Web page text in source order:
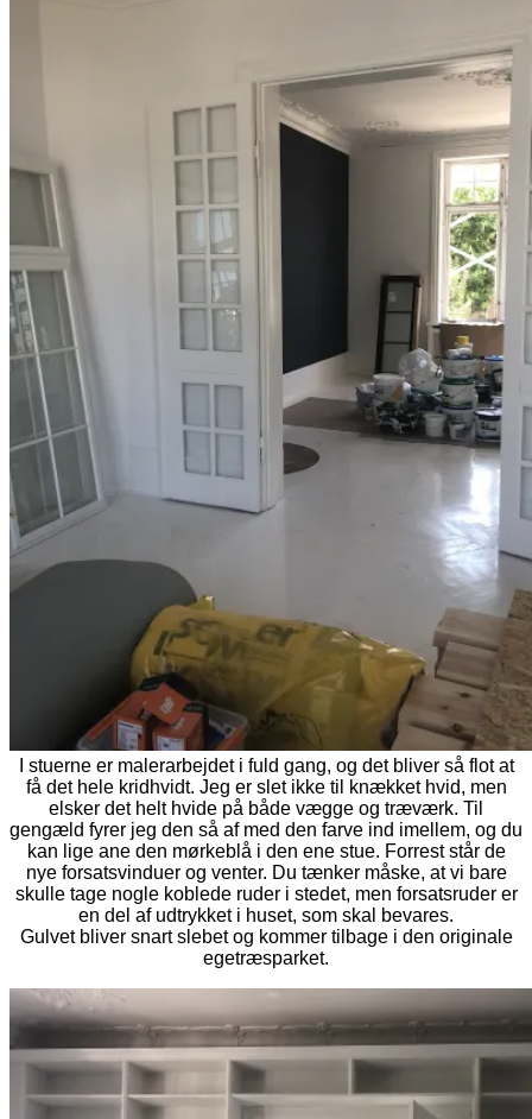
I stuerne er malerarbejdet i fuld gang, og det bliver så flot at
få det hele kridhvidt. Jeg er slet ikke til knækket hvid, men
elsker det helt hvide på både vægge og træværk. Til
gengæld fyrer jeg den så af med den farve ind imellem, og du
kan lige ane den mørkeblå i den ene stue. Forrest står de
nye forsatsvinduer og venter. Du tænker måske, at vi bare
skulle tage nogle koblede ruder i stedet, men forsatsruder er
en del af udtrykket i huset, som skal bevares.
Gulvet bliver snart slebet og kommer tilbage i den originale
egetræsparket.